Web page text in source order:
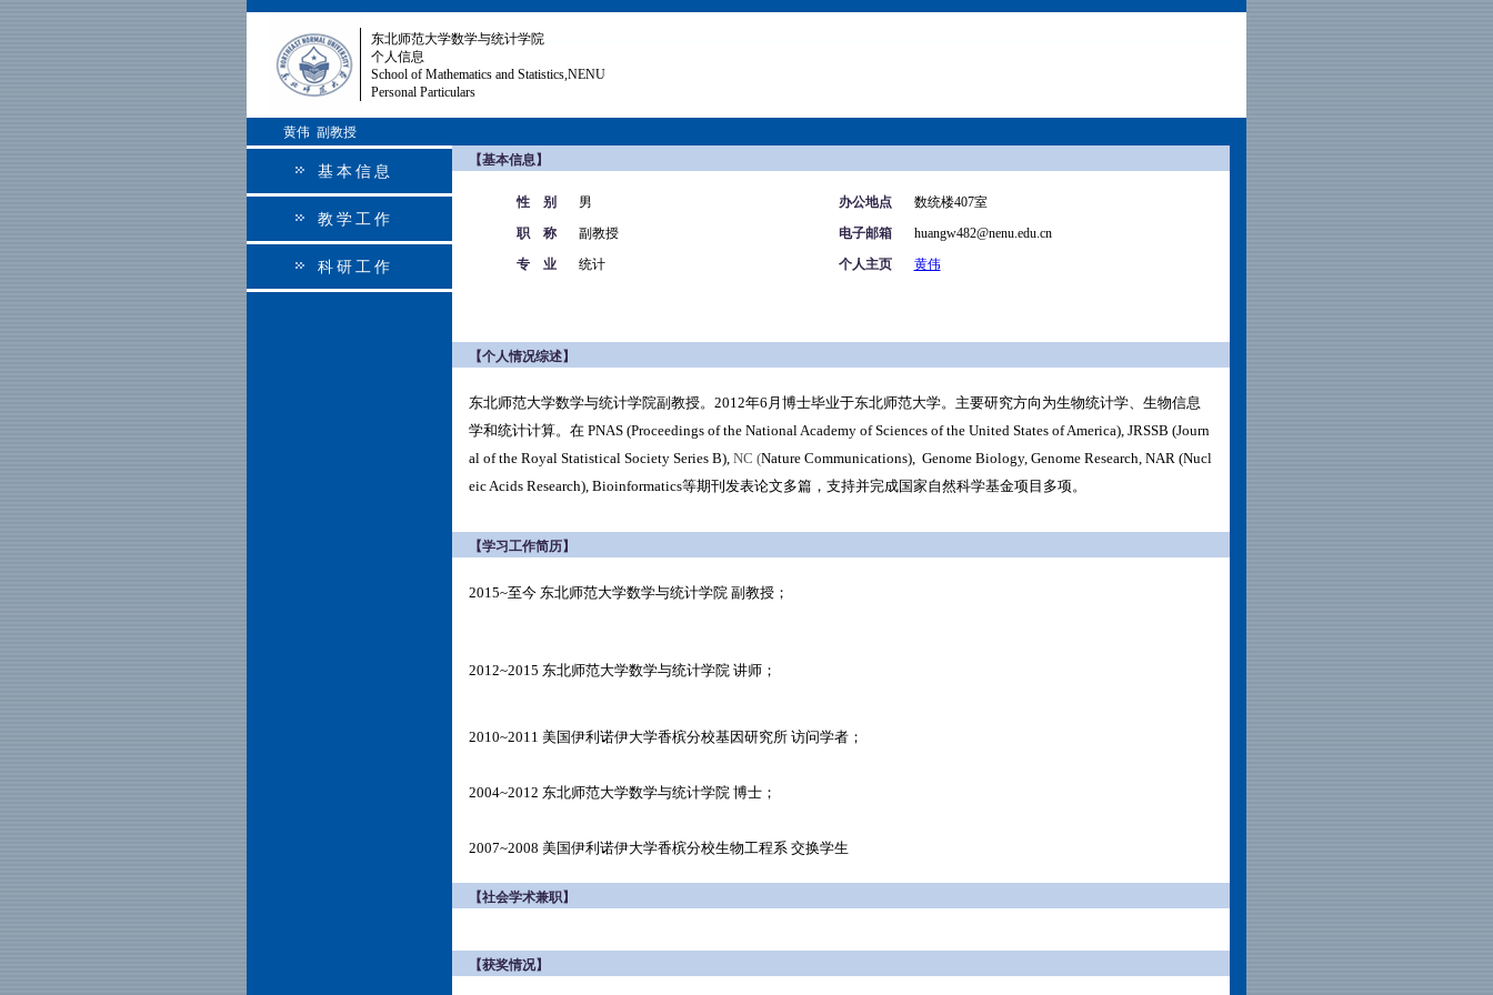
东北师范大学数学与统计学院
个人信息
School of Mathematics and Statistics,NENU
Personal Particulars
黄伟 副教授
基本信息
教学工作
科研工作
【基本信息】
性 别 男 办公地点
数统楼407室
职 称
副教授 电子邮箱
huangw482@nenu.edu.cn
专 业
统计 个人主页 黄伟
【个人情况综述】
东北师范大学数学与统计学院副教授。2012年6月博士毕业于东北师范大学。主要研究方向为生物统计学、生物信息
学和统计计算。在 PNAS (Proceedings of the National Academy of Sciences of the United States of America), JRSSB (Journ
al of the Royal Statistical Society Series B), NC (Nature Communications), Genome Biology, Genome Research, NAR (Nucl
eic Acids Research), Bioinformatics等期刊发表论文多篇，支持并完成国家自然科学基金项目多项。
【学习工作简历】
2015~至今 东北师范大学数学与统计学院 副教授；
2012~2015 东北师范大学数学与统计学院 讲师；
2010~2011 美国伊利诺伊大学香槟分校基因研究所 访问学者；
2004~2012 东北师范大学数学与统计学院 博士；
2007~2008 美国伊利诺伊大学香槟分校生物工程系 交换学生
【社会学术兼职】
【获奖情况】